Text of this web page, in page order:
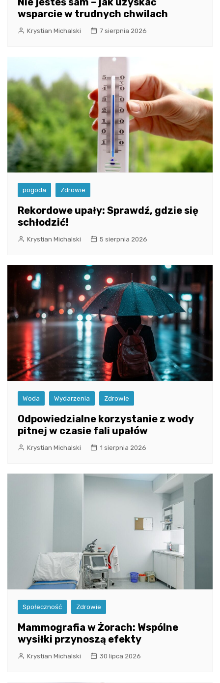
wsparcie w trudnych chwilach
Krystian Michalski 7 sierpnia 2026
pogoda Zdrowie
Rekordowe upały: Sprawdź, gdzie się
schłodzić!
Krystian Michalski 5 sierpnia 2026
Woda Wydarzenia Zdrowie
Odpowiedzialne korzystanie z wody
pitnej w czasie fali upałów
Krystian Michalski 1 sierpnia 2026
Społeczność Zdrowie
Mammografia w Żorach: Wspólne
wysiłki przynoszą efekty
Krystian Michalski 30 lipca 2026